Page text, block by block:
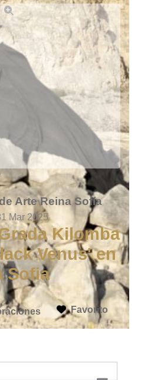
Arte Reina Sofía
Mar 2025
Kilomba
Venus' en
Sofia
Favorito